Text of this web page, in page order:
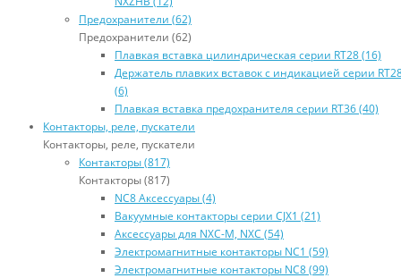
Предохранители (62)
Предохранители (62)
Плавкая вставка цилиндрическая серии RT28 (16)
Держатель плавких вставок с индикацией серии
(6)
Плавкая вставка предохранителя серии RT36 (40)
Контакторы, реле, пускатели
Контакторы, реле, пускатели
Контакторы (817)
Контакторы (817)
NC8 Аксессуары (4)
Вакуумные контакторы серии CJX1 (21)
Аксессуары для NXC-M, NXC (54)
Электромагнитные контакторы NC1 (59)
Электромагнитные контакторы NC8 (99)